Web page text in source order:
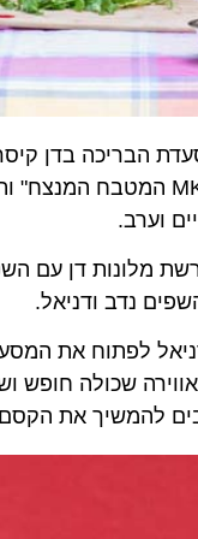
נדב ודניאל יושק היום (ב') 1/
מלונות דן עם
נדב ודניאל.
לפתוח את
שכולה חופש
להמשיך את הקסם."